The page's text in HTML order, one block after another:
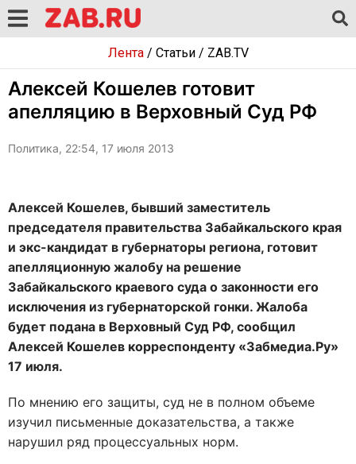
Лента/ Статьи/ ZAB.TV
Алексей Кошелев готовит
апелляцию в Верховный Суд РФ
Политика, 22:54, 17 июля 2013
Алексей Кошелев, бывший заместитель
председателя правительства Забайкальского края
и экс-кандидат в губернаторы региона, готовит
апелляционную жалобу на решение
Забайкальского краевого суда о законности его
исключения из губернаторской гонки. Жалоба
будет подана в Верховный Суд РФ, сообщил
Алексей Кошелев корреспонденту «Забмедиа.Ру»
17 июля.
По мнению его защиты, суд не в полном объеме
изучил письменные доказательства, а также
нарушил ряд процессуальных норм.